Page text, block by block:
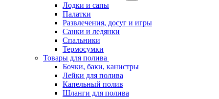
Лодки и сапы
Палатки
Развлечения, досуг и игры
Санки и ледянки
Спальники
Термосумки
Товары для полива
Бочки, баки, канистры
Лейки для полива
Капельный полив
Шланги для полива